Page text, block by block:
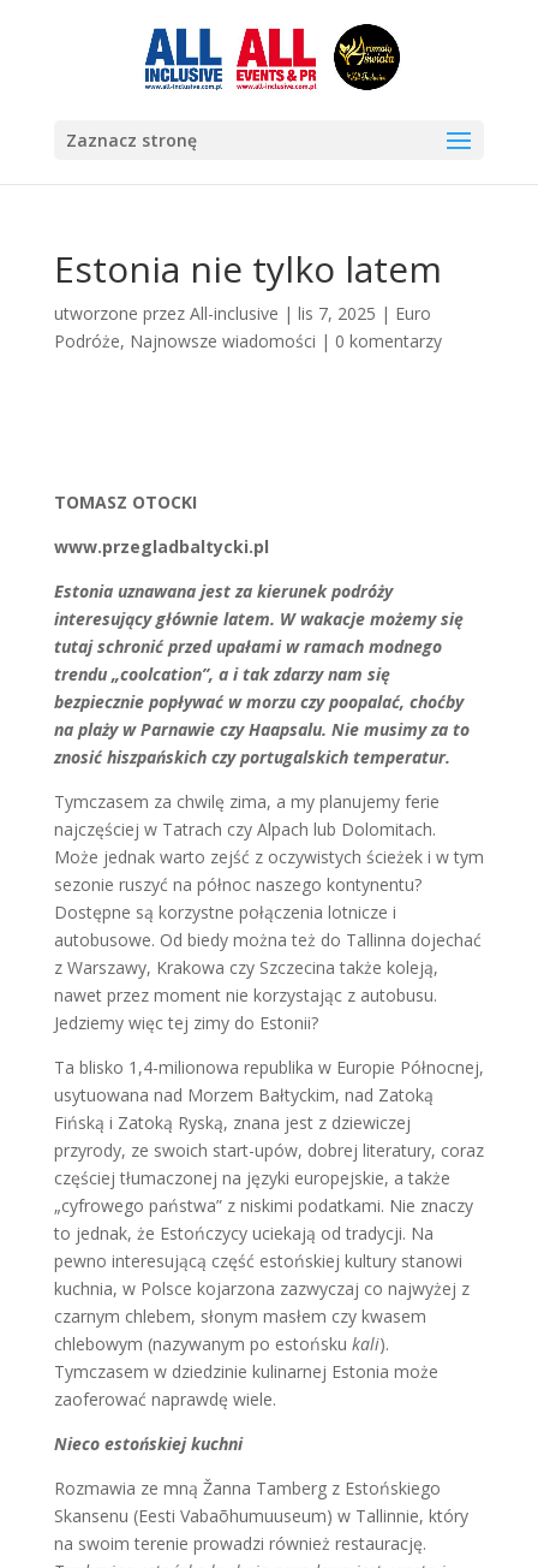
Zaznacz stronę
Estonia nie tylko latem
utworzone przez All-inclusive | lis 7, 2025 | Euro
Podróże, Najnowsze wiadomości | 0 komentarzy
TOMASZ OTOCKI
www.przegladbaltycki.pl
Estonia uznawana jest za kierunek podróży
interesujący głównie latem. W wakacje możemy się
tutaj schronić przed upałami w ramach modnego
trendu „coolcation”, a i tak zdarzy nam się
bezpiecznie popływać w morzu czy poopalać, choćby
na plaży w Parnawie czy Haapsalu. Nie musimy za to
znosić hiszpańskich czy portugalskich temperatur.
Tymczasem za chwilę zima, a my planujemy ferie
najczęściej w Tatrach czy Alpach lub Dolomitach.
Może jednak warto zejść z oczywistych ścieżek i w tym
sezonie ruszyć na północ naszego kontynentu?
Dostępne są korzystne połączenia lotnicze i
autobusowe. Od biedy można też do Tallinna dojechać
z Warszawy, Krakowa czy Szczecina także koleją,
nawet przez moment nie korzystając z autobusu.
Jedziemy więc tej zimy do Estonii?
Ta blisko 1,4-milionowa republika w Europie Północnej,
usytuowana nad Morzem Bałtyckim, nad Zatoką
Fińską i Zatoką Ryską, znana jest z dziewiczej
przyrody, ze swoich start-upów, dobrej literatury, coraz
częściej tłumaczonej na języki europejskie, a także
„cyfrowego państwa” z niskimi podatkami. Nie znaczy
to jednak, że Estończycy uciekają od tradycji. Na
pewno interesującą część estońskiej kultury stanowi
kuchnia, w Polsce kojarzona zazwyczaj co najwyżej z
czarnym chlebem, słonym masłem czy kwasem
chlebowym (nazywanym po estońsku kali).
Tymczasem w dziedzinie kulinarnej Estonia może
zaoferować naprawdę wiele.
Nieco estońskiej kuchni
Rozmawia ze mną Žanna Tamberg z Estońskiego
Skansenu (Eesti Vabaõhumuuseum) w Tallinnie, który
na swoim terenie prowadzi również restaurację.